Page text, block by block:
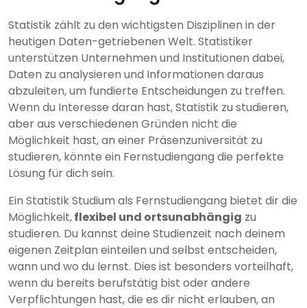
Statistik zählt zu den wichtigsten Disziplinen in der
heutigen Daten-getriebenen Welt. Statistiker
unterstützen Unternehmen und Institutionen dabei,
Daten zu analysieren und Informationen daraus
abzuleiten, um fundierte Entscheidungen zu treffen.
Wenn du Interesse daran hast, Statistik zu studieren,
aber aus verschiedenen Gründen nicht die
Möglichkeit hast, an einer Präsenzuniversität zu
studieren, könnte ein Fernstudiengang die perfekte
Lösung für dich sein.
Ein Statistik Studium als Fernstudiengang bietet dir die
Möglichkeit,flexibel und ortsunabhängig zu
studieren. Du kannst deine Studienzeit nach deinem
eigenen Zeitplan einteilen und selbst entscheiden,
wann und wo du lernst. Dies ist besonders vorteilhaft,
wenn du bereits berufstätig bist oder andere
Verpflichtungen hast, die es dir nicht erlauben, an